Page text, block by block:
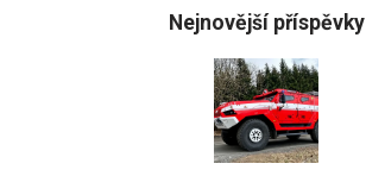
Nejnovější příspěvky